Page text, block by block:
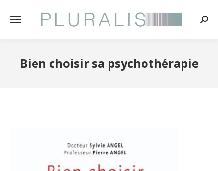
Bien choisir sa psychothérapie